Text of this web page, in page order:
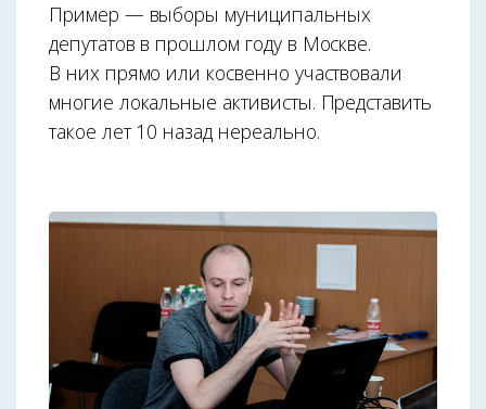
Пример — выборы муниципальных
депутатов в прошлом году в Москве.
В них прямо или косвенно участвовали
многие локальные активисты. Представить
такое лет 10 назад нереально.